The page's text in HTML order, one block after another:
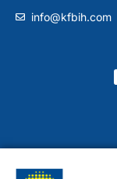
info@kfbih.com